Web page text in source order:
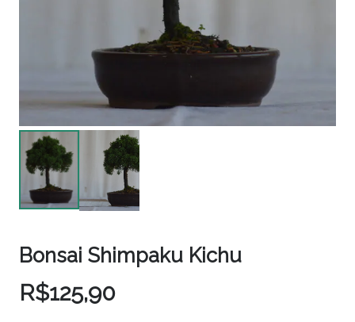
Bonsai Shimpaku Kichu
R$125,90